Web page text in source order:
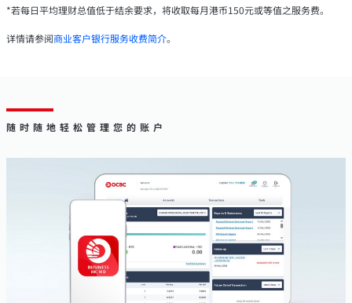
*若每日平均理财总值低于结余要求，将收取每月港币150元或等值之服务费。
详情请参阅商业客户银行服务收费简介。
随时随地轻松管理您的账户